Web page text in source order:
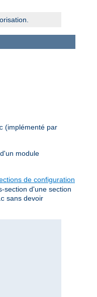
(implémenté par
module
de configuration
section d'une section
sans devoir